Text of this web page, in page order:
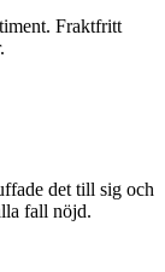
Fraktfritt
det till sig och
fall nöjd.